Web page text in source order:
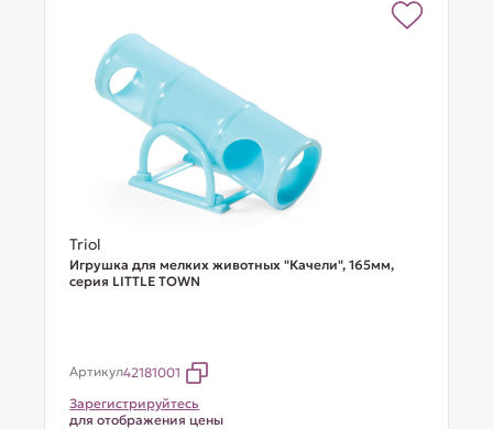
Triol
Игрушка для мелких животных "Качели", 165мм,
серия LITTLE TOWN
Артикул42181001
Зарегистрируйтесь
для отображения цены